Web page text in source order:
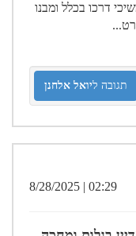
דרכו בכלל ומבנו
תגובה ליואל אלחנן
02:29 | 8/28/2025